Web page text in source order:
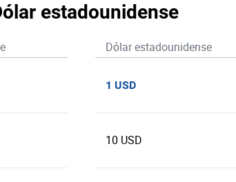
estadounidense
Dólar estadounidense
1 USD
10 USD